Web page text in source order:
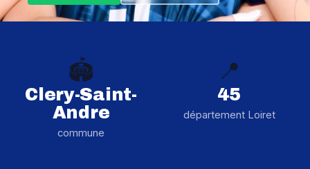
🏟️
Clery-Saint-
Andre
commune
📍
45
département Loiret